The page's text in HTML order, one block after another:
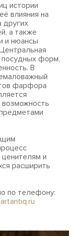
истории
влияния на
а также
и нюансы
посудных форм,
В
фарфора
возможность
ценителям и
расширить
по телефону: